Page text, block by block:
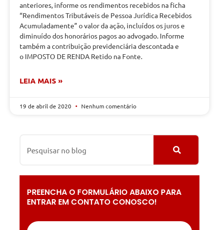
anteriores, informe os rendimentos recebidos na ficha
“Rendimentos Tributáveis de Pessoa Jurídica Recebidos
Acumuladamente” o valor da ação, incluídos os juros e
diminuído dos honorários pagos ao advogado. Informe
também a contribuição previdenciária descontada e
o IMPOSTO DE RENDA Retido na Fonte.
LEIA MAIS »
19 de abril de 2020 Nenhum comentário
PREENCHA O FORMULÁRIO ABAIXO PARA
ENTRAR EM CONTATO CONOSCO!